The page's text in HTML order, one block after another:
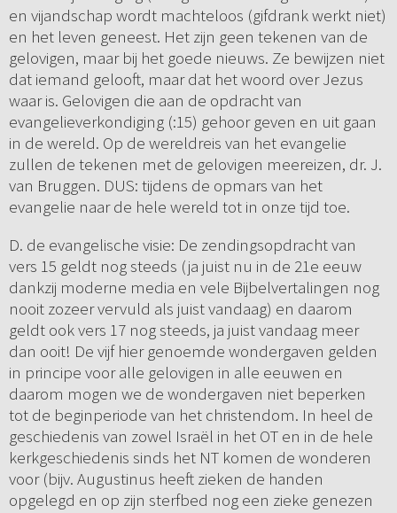
en vijandschap wordt machteloos (gifdrank werkt niet)
en het leven geneest. Het zijn geen tekenen van de
gelovigen, maar bij het goede nieuws. Ze bewijzen niet
dat iemand gelooft, maar dat het woord over Jezus
waar is. Gelovigen die aan de opdracht van
evangelieverkondiging (:15) gehoor geven en uit gaan
in de wereld. Op de wereldreis van het evangelie
zullen de tekenen met de gelovigen meereizen, dr. J.
van Bruggen. DUS: tijdens de opmars van het
evangelie naar de hele wereld tot in onze tijd toe.
D. de evangelische visie: De zendingsopdracht van
vers 15 geldt nog steeds (ja juist nu in de 21e eeuw
dankzij moderne media en vele Bijbelvertalingen nog
nooit zozeer vervuld als juist vandaag) en daarom
geldt ook vers 17 nog steeds, ja juist vandaag meer
dan ooit! De vijf hier genoemde wondergaven gelden
in principe voor alle gelovigen in alle eeuwen en
daarom mogen we de wondergaven niet beperken
tot de beginperiode van het christendom. In heel de
geschiedenis van zowel Israël in het OT en in de hele
kerkgeschiedenis sinds het NT komen de wonderen
voor (bijv. Augustinus heeft zieken de handen
opgelegd en op zijn sterfbed nog een zieke genezen